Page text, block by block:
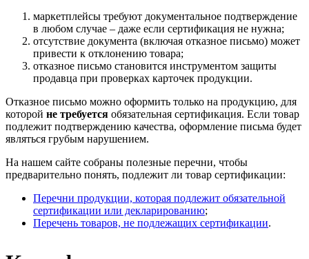
маркетплейсы требуют документальное подтверждение
в любом случае – даже если сертификация не нужна;
отсутствие документа (включая отказное письмо) может
привести к отклонению товара;
отказное письмо становится инструментом защиты
продавца при проверках карточек продукции.
Отказное письмо можно оформить только на продукцию, для
которой не требуется обязательная сертификация. Если товар
подлежит подтверждению качества, оформление письма будет
являться грубым нарушением.
На нашем сайте собраны полезные перечни, чтобы
предварительно понять, подлежит ли товар сертификации:
Перечни продукции, которая подлежит обязательной
сертификации или декларированию;
Перечень товаров, не подлежащих сертификации.